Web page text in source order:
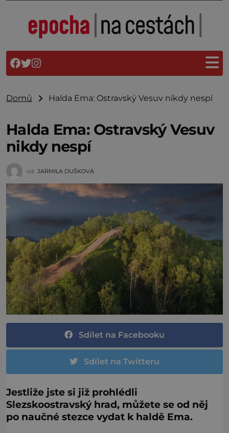
Domů Halda Ema: Ostravský Vesuv nikdy nespí
Halda Ema: Ostravský Vesuv
nikdy nespí
od JARMILA DUŠKOVÁ
Sdílet na Facebooku
Sdílet na Twitteru
Jestliže jste si již prohlédli
Slezskoostravský hrad, můžete se od něj
po naučné stezce vydat k haldě Ema.